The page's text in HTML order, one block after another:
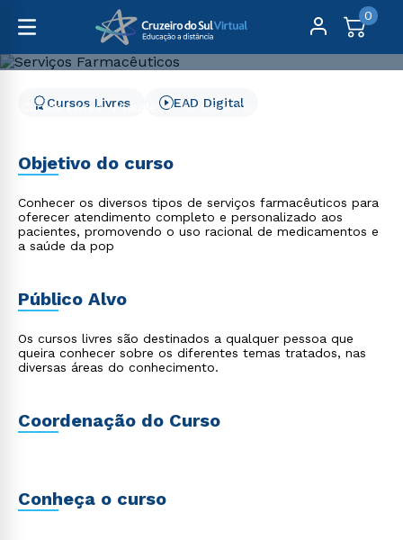
0
Cursos Livres Saúde Serviços Farmacêuticos
Cursos Livres EAD Digital
Objetivo do curso
Conhecer os diversos tipos de serviços farmacêuticos para
oferecer atendimento completo e personalizado aos
pacientes, promovendo o uso racional de medicamentos e
a saúde da pop
Público Alvo
Os cursos livres são destinados a qualquer pessoa que
queira conhecer sobre os diferentes temas tratados, nas
diversas áreas do conhecimento.
Coordenação do Curso
Conheça o curso